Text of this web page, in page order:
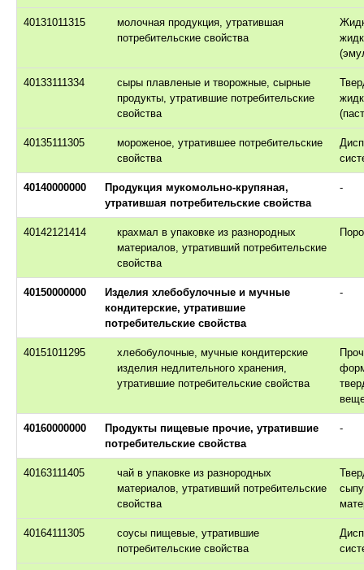
40131011315
молочная продукция, утратившая
потребительские свойства
40133111334
сыры плавленые и творожные, сырные
продукты, утратившие потребительские
свойства
40135111305
мороженое, утратившее потребительские
свойства
40140000000
Продукция мукомольно-крупяная,
утратившая потребительские свойства
-
40142121414
крахмал в упаковке из разнородных
материалов, утративший потребительские
свойства
40150000000
Изделия хлебобулочные и мучные
кондитерские, утратившие
потребительские свойства
-
40151011295
хлебобулочные, мучные кондитерские
изделия недлительного хранения,
утратившие потребительские свойства
40160000000
Продукты пищевые прочие, утратившие
потребительские свойства
-
40163111405
чай в упаковке из разнородных
материалов, утративший потребительские
свойства
40164111305
соусы пищевые, утратившие
потребительские свойства